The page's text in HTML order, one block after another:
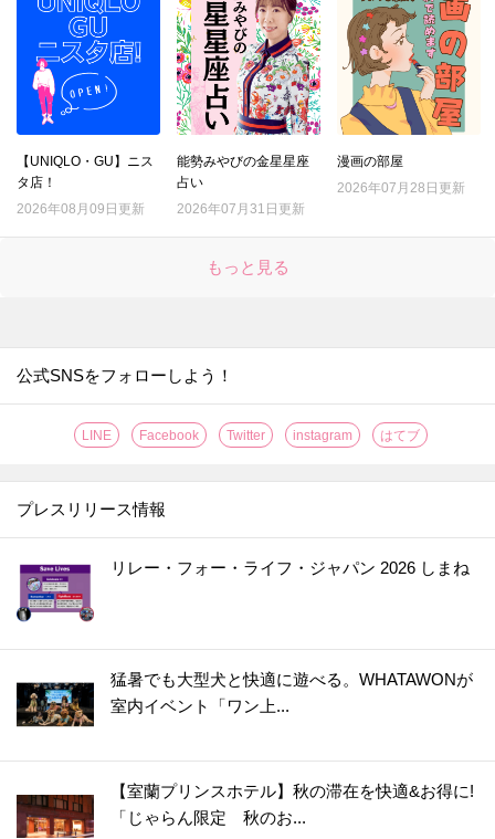
【UNIQLO・GU】ニス
タ店！
2026年08月09日更新
能勢みやびの金星星座
占い
2026年07月31日更新
漫画の部屋
2026年07月28日更新
もっと見る
公式SNSをフォローしよう！
LINE Facebook Twitter instagram はてブ
プレスリリース情報
リレー・フォー・ライフ・ジャパン 2026 しまね
猛暑でも大型犬と快適に遊べる。WHATAWONが
室内イベント「ワン上...
【室蘭プリンスホテル】秋の滞在を快適&お得に!
「じゃらん限定 秋のお...